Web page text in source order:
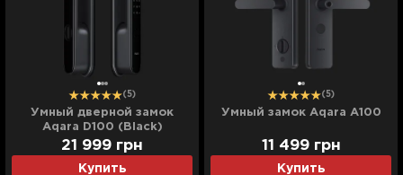
(5)
Умный дверной замок
Aqara D100 (Black)
Купить
21 999 грн
(5)
Умный замок Aqara A100
Купить
11 499 грн